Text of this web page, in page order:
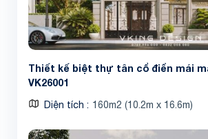
Thiết kế biệt thự tân cổ điển mái
VK26001
Diện tích 160m2 (10.2m x 16.6m)